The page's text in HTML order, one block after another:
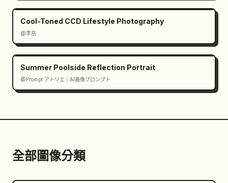
Cool-Toned CCD Lifestyle Photography
@李岳
Summer Poolside Reflection Portrait
@Prompt アトリエ｜AI画像プロンプト
全部圖像分類